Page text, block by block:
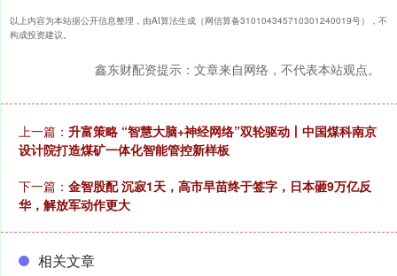
以上内容为本站据公开信息整理，由AI算法生成（网信算备310104345710301240019号），不
构成投资建议。
鑫东财配资提示：文章来自网络，不代表本站观点。
上一篇： 升富策略 “智慧大脑+神经网络”双轮驱动丨中国煤科南京
设计院打造煤矿一体化智能管控新样板
下一篇： 金智股配 沉寂1天，高市早苗终于签字，日本砸9万亿反
华，解放军动作更大
相关文章